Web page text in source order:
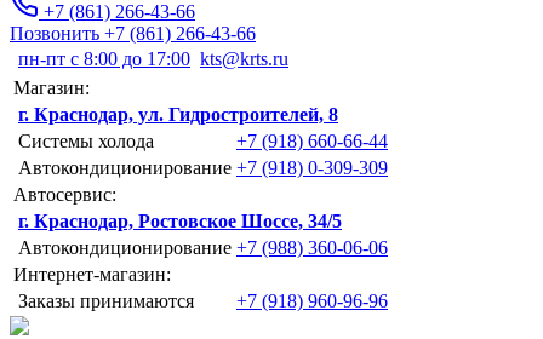
+7 (861) 266-43-66
Позвонить +7 (861) 266-43-66
пн-пт с 8:00 до 17:00 kts@krts.ru
Магазин:
г. Краснодар, ул. Гидростроителей, 8
Системы холода
+7 (918) 660-66-44
Автокондиционирование +7 (918) 0-309-309
Автосервис:
г. Краснодар, Ростовское Шоссе, 34/5
Автокондиционирование +7 (988) 360-06-06
Интернет-магазин:
Заказы принимаются
+7 (918) 960-96-96